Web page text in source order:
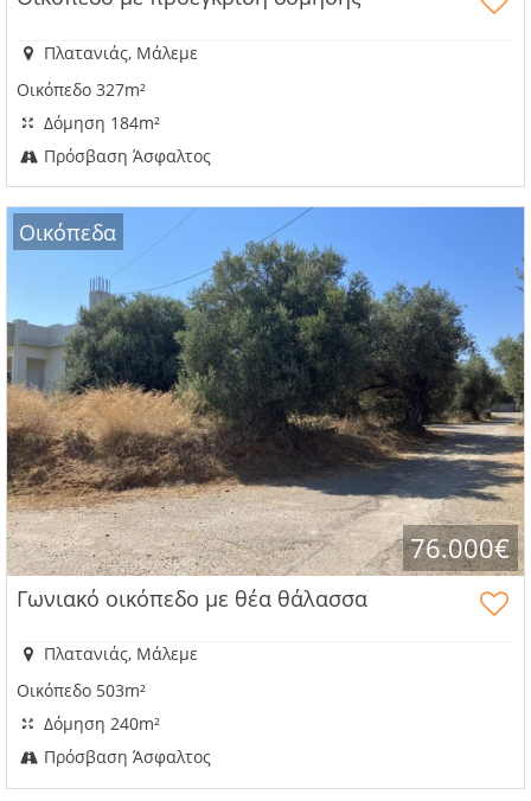
Πλατανιάς, Μάλεμε
Οικόπεδο 327m²
Δόμηση 184m²
Πρόσβαση Άσφαλτος
Οικόπεδα
76.000€
Γωνιακό οικόπεδο με θέα θάλασσα
Πλατανιάς, Μάλεμε
Οικόπεδο 503m²
Δόμηση 240m²
Πρόσβαση Άσφαλτος